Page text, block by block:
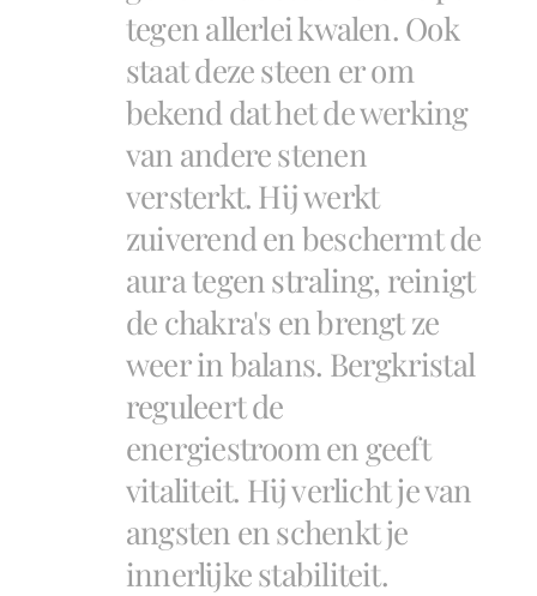
tegen allerlei kwalen. Ook
staat deze steen er om
bekend dat het de werking
van andere stenen
versterkt. Hij werkt
zuiverend en beschermt de
aura tegen straling, reinigt
de chakra's en brengt ze
weer in balans. Bergkristal
reguleert de
energiestroom en geeft
vitaliteit. Hij verlicht je van
angsten en schenkt je
innerlijke stabiliteit.